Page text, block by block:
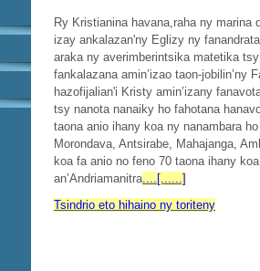
Ry Kristianina havana,raha ny marina
izay ankalazan'ny Eglizy ny
araka ny averimberintsika matetika
fankalazana amin’izao taon-jobilin’ny
hazofijalian'i Kristy amin’izany
tsy nanota nanaiky ho fahotana
taona anio ihany koa ny nanambara
Morondava, Antsirabe, Mahajanga,
koa fa anio no feno 70 taona ihany
an’Andriamanitra....[......]
Tsindrio eto hihaino ny toriteny